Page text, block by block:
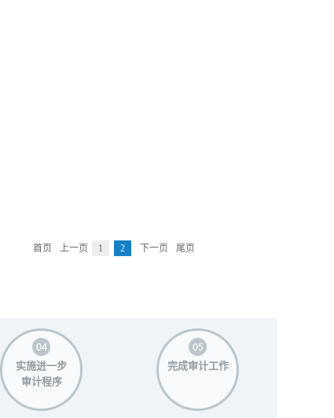
首页 上一页 1 2 下一页 尾页
实施进一步
审计程序
完成审计工作